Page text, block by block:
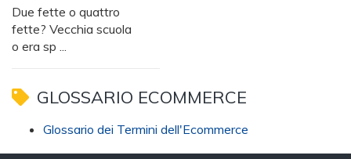
Due fette o quattro
fette? Vecchia scuola
o era sp ...
GLOSSARIO ECOMMERCE
Glossario dei Termini dell'Ecommerce